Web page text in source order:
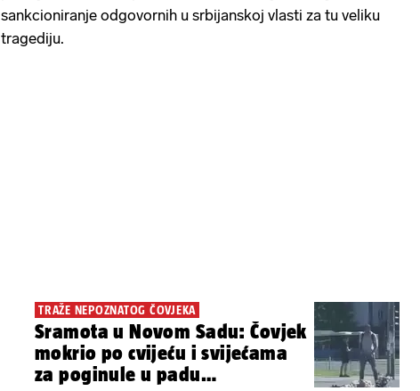
sankcioniranje odgovornih u srbijanskoj vlasti za tu veliku
tragediju.
TRAŽE NEPOZNATOG ČOVJEKA
Sramota u Novom Sadu: Čovjek
mokrio po cvijeću i svijećama
za poginule u padu